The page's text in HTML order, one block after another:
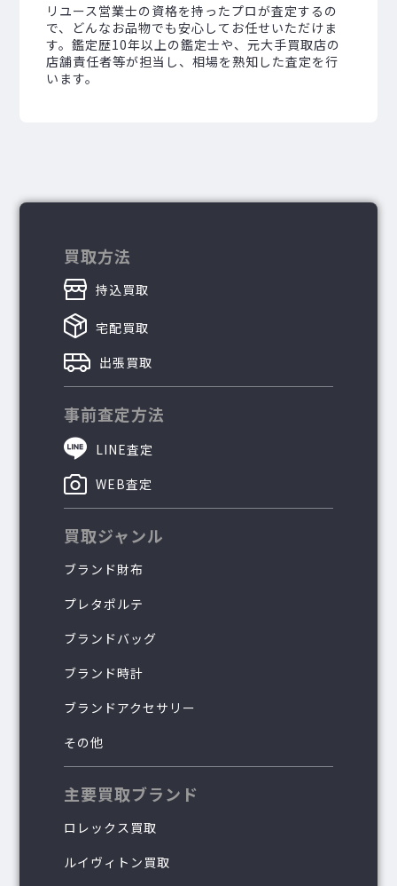
買取方法
持込買取
宅配買取
出張買取
事前査定方法
LINE査定
WEB査定
買取ジャンル
ブランド財布
プレタポルテ
ブランドバッグ
ブランド時計
ブランドアクセサリー
その他
主要買取ブランド
ロレックス買取
ルイヴィトン買取
リユース営業士の資格を持ったプロが査定するの
で、どんなお品物でも安心してお任せいただけま
す。鑑定歴10年以上の鑑定士や、元大手買取店の
店舗責任者等が担当し、相場を熟知した査定を行
います。